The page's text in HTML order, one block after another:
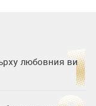
любовния ви